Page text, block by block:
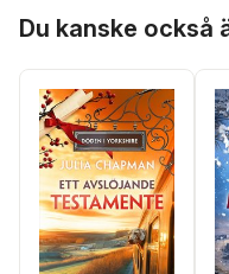
Du kanske också